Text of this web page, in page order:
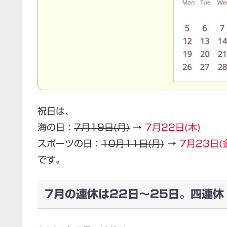
祝日は、
海の日： 7月19日(月) → 7月22日(木)
スポーツの日： 10月11日(月) → 7月23日(
です。
7月の連休は22日～25日。四連休